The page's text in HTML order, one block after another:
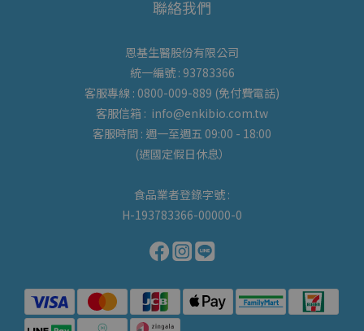
聯絡我們
恩基生醫股份有限公司
統一編號 : 93783366
客服專線 : 0800-009-889 (免付費電話)
客服信箱 : info@enkibio.com.tw
客服時間 : 週一至週五 09:00 - 18:00
(遇國定假日休息）
食品業者登錄字號 :
H-193783366-00000-0